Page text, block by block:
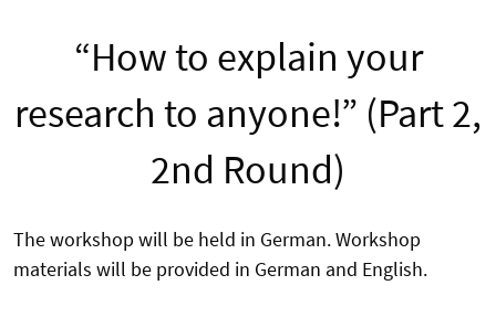
“How to explain your
research to anyone!” (Part 2,
2nd Round)
The workshop will be held in German. Workshop
materials will be provided in German and English.